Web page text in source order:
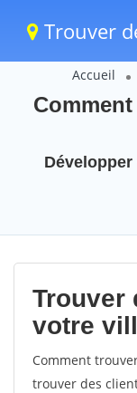
Trouver
Accueil
Trouver
votre
Comment
trouver des